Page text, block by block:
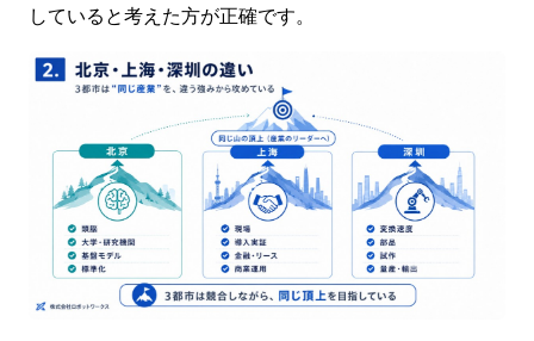
していると考えた方が正確です。